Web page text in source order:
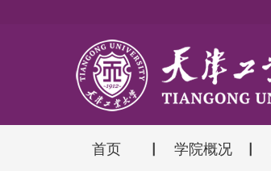
首页 学院概况